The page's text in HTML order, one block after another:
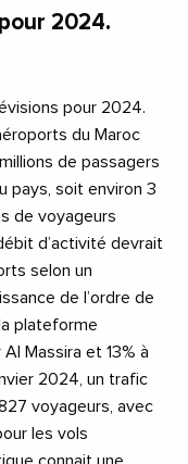
2024.
pour 2024.
du Maroc
de passagers
pays, soit environ 3
de voyageurs
d’activité devrait
selon un
de l’ordre de
plateforme
Massira et 13% à
2024, un trafic
voyageurs, avec
les vols